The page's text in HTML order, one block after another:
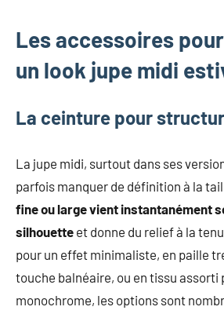
Les accessoires
un look jupe midi
La ceinture pour
La jupe midi, surtout dans ses
parfois manquer de définition à la
fine ou large vient instantanément
silhouette et donne du relief à la
pour un effet minimaliste, en paille
touche balnéaire, ou en tissu assorti
monochrome, les options sont